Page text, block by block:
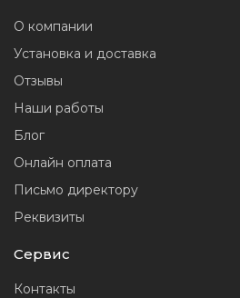
О компании
Установка и доставка
Отзывы
Наши работы
Блог
Онлайн оплата
Письмо директору
Реквизиты
Сервис
Контакты